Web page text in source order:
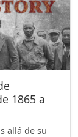
1865 a
allá de su